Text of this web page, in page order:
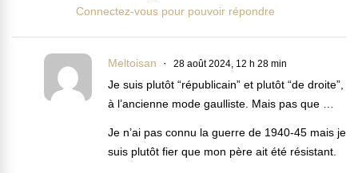
Connectez-vous pour pouvoir répondre
Meltoisan 28 août 2024, 12 h 28 min
Je suis plutôt “républicain” et plutôt “de droite”,
à l’ancienne mode gaulliste. Mais pas que …
Je n’ai pas connu la guerre de 1940-45 mais je
suis plutôt fier que mon père ait été résistant.